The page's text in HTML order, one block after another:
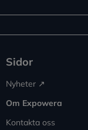
Sidor
Nyheter ↗︎
Om Expowera
Kontakta oss